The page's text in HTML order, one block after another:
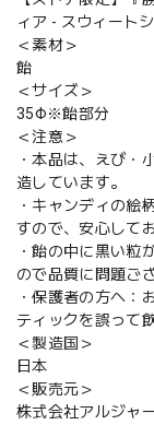
ィア - スウィート
＜素材＞
飴
＜サイズ＞
35Φ※飴部分
＜注意＞
・本品は、えび・
造しています。
・キャンディの絵
すので、安心して
・飴の中に黒い粒
ので品質に問題ご
・保護者の方へ：
ティックを誤って
＜製造国＞
日本
＜販売元＞
株式会社アルジャ